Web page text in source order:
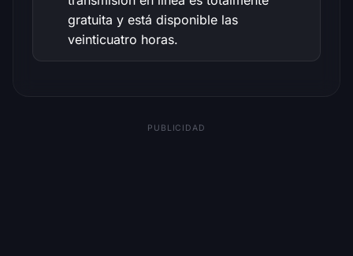
gratuita y está disponible las
veinticuatro horas.
PUBLICIDAD